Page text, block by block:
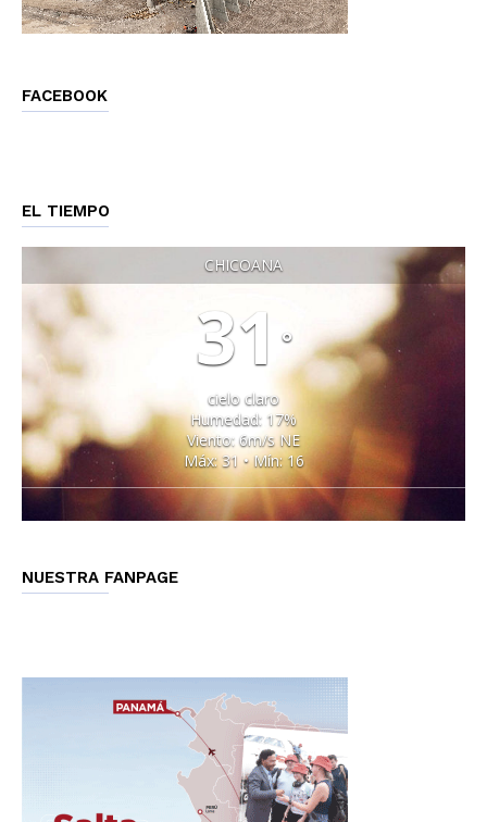
FACEBOOK
EL TIEMPO
CHICOANA
31 °
cielo claro
Humedad: 17%
Viento: 6m/s NE
Máx: 31 • Mín: 16
NUESTRA FANPAGE